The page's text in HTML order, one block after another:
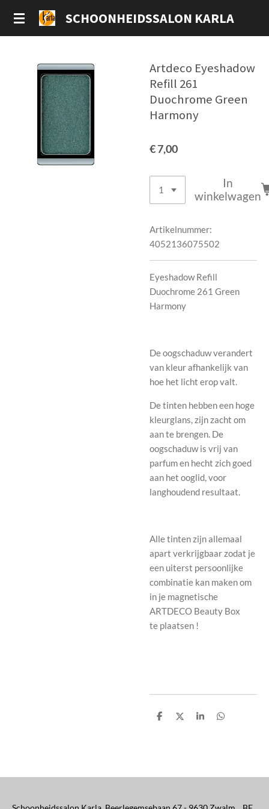
Ga
direct
hoofdinhoud
SCHOONHEIDSSALON KARLA
Artdeco Eyeshadow
Refill 261
Duochrome Green
Harmony
€ 7,00
In
winkelwagen
Artikelnummer:
4052136075502
Eyeshadow Refill
Duochrome 261 Green
Harmony
De oogschaduw verandert
van kleur afhankelijk van
hoe het licht erop valt.
De tinten hebben een hoge
kleurglans, zijn zacht om
aan te brengen. De
oogschaduw is vrij van
parfum en hecht zich goed
aan het ooglid, voor
langhoudend resultaat.
Alle tinten zijn allemaal
apart verkrijgbaarzodat je
een uiterst persoonlijke
combinatie kan maken om
in je magnetische
ARTDECO Beauty Box
te plaatsen !
D
D
S
D